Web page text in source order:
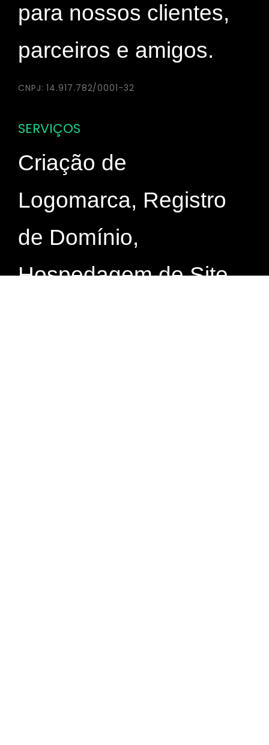
para nossos clientes,
parceiros e amigos.
CNPJ: 14.917.782/0001-32
SERVIÇOS
Criação de
Logomarca, Registro
de Domínio,
Hospedagem de Site,